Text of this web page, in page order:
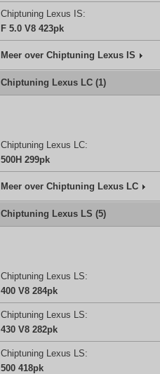
Chiptuning Lexus IS:
F 5.0 V8 423pk
Meer over Chiptuning Lexus IS
Chiptuning Lexus LC (1)
Chiptuning Lexus LC:
500H 299pk
Meer over Chiptuning Lexus LC
Chiptuning Lexus LS (5)
Chiptuning Lexus LS:
400 V8 284pk
Chiptuning Lexus LS:
430 V8 282pk
Chiptuning Lexus LS:
500 418pk